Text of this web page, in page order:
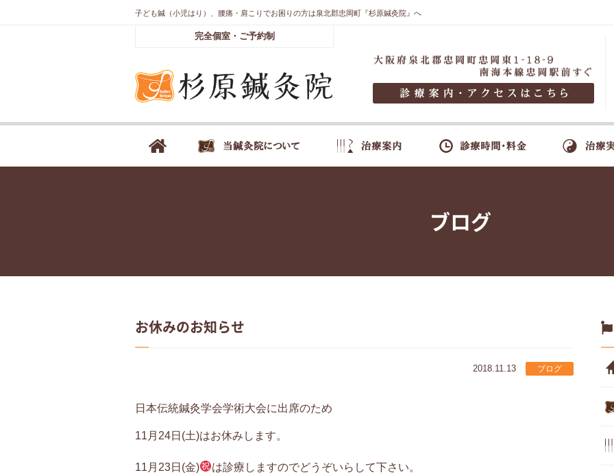
子ども鍼（小児はり）、腰痛・肩こりでお困りの方は泉北郡忠岡町『杉原鍼灸院』へ
完全個室・ご予約制
ブログ
お休みのお知らせ
2018.11.13 ブログ
日本伝統鍼灸学会学術大会に出席のため
11月24日(土)はお休みします。
11月23日(金) は診療しますのでどうぞいらして下さい。